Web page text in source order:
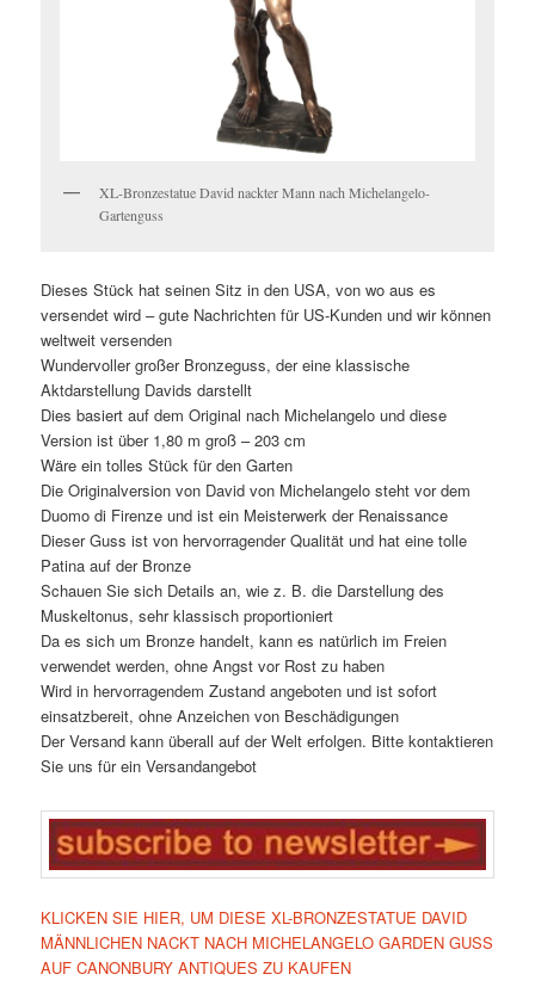
XL-Bronzestatue David nackter Mann nach Michelangelo-
Gartenguss
Dieses Stück hat seinen Sitz in den USA, von wo aus es
versendet wird – gute Nachrichten für US-Kunden und wir können
weltweit versenden
Wundervoller großer Bronzeguss, der eine klassische
Aktdarstellung Davids darstellt
Dies basiert auf dem Original nach Michelangelo und diese
Version ist über 1,80 m groß – 203 cm
Wäre ein tolles Stück für den Garten
Die Originalversion von David von Michelangelo steht vor dem
Duomo di Firenze und ist ein Meisterwerk der Renaissance
Dieser Guss ist von hervorragender Qualität und hat eine tolle
Patina auf der Bronze
Schauen Sie sich Details an, wie z. B. die Darstellung des
Muskeltonus, sehr klassisch proportioniert
Da es sich um Bronze handelt, kann es natürlich im Freien
verwendet werden, ohne Angst vor Rost zu haben
Wird in hervorragendem Zustand angeboten und ist sofort
einsatzbereit, ohne Anzeichen von Beschädigungen
Der Versand kann überall auf der Welt erfolgen. Bitte kontaktieren
Sie uns für ein Versandangebot
KLICKEN SIE HIER, UM DIESE XL-BRONZESTATUE DAVID
MÄNNLICHEN NACKT NACH MICHELANGELO GARDEN GUSS
AUF CANONBURY ANTIQUES ZU KAUFEN